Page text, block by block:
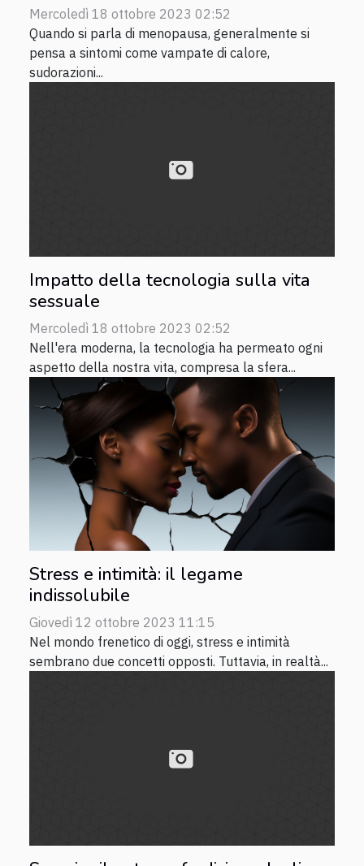
Mercoledì 18 ottobre 2023 02:52
Quando si parla di menopausa, generalmente si
pensa a sintomi come vampate di calore,
sudorazioni...
Impatto della tecnologia sulla vita
sessuale
Mercoledì 18 ottobre 2023 02:52
Nell'era moderna, la tecnologia ha permeato ogni
aspetto della nostra vita, compresa la sfera...
Stress e intimità: il legame
indissolubile
Giovedì 12 ottobre 2023 11:15
Nel mondo frenetico di oggi, stress e intimità
sembrano due concetti opposti. Tuttavia, in realtà...